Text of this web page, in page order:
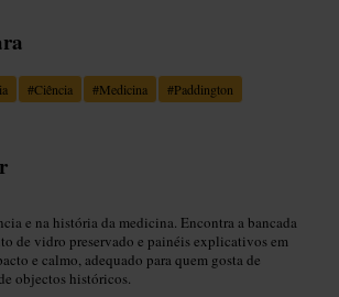
#Ciência #Medicina #Paddington
e na história da medicina. Encontra a bancada
de vidro preservado e painéis explicativos em
e calmo, adequado para quem gosta de
objectos históricos.